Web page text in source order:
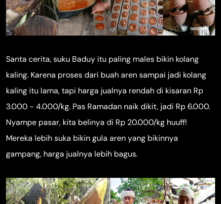
Santa cerita, suku Baduy itu paling males bikin kolang
kaling. Karena proses dari buah aren sampai jadi kolang
kaling itu lama, tapi harga jualnya rendah di kisaran Rp
3.000 - 4.000/kg. Pas Ramadan naik dikit, jadi Rp 6.000.
Nyampe pasar, kita belinya di Rp 20.000/kg huuff!
Mereka lebih suka bikin gula aren yang bikinnya
gampang, harga jualnya lebih bagus.